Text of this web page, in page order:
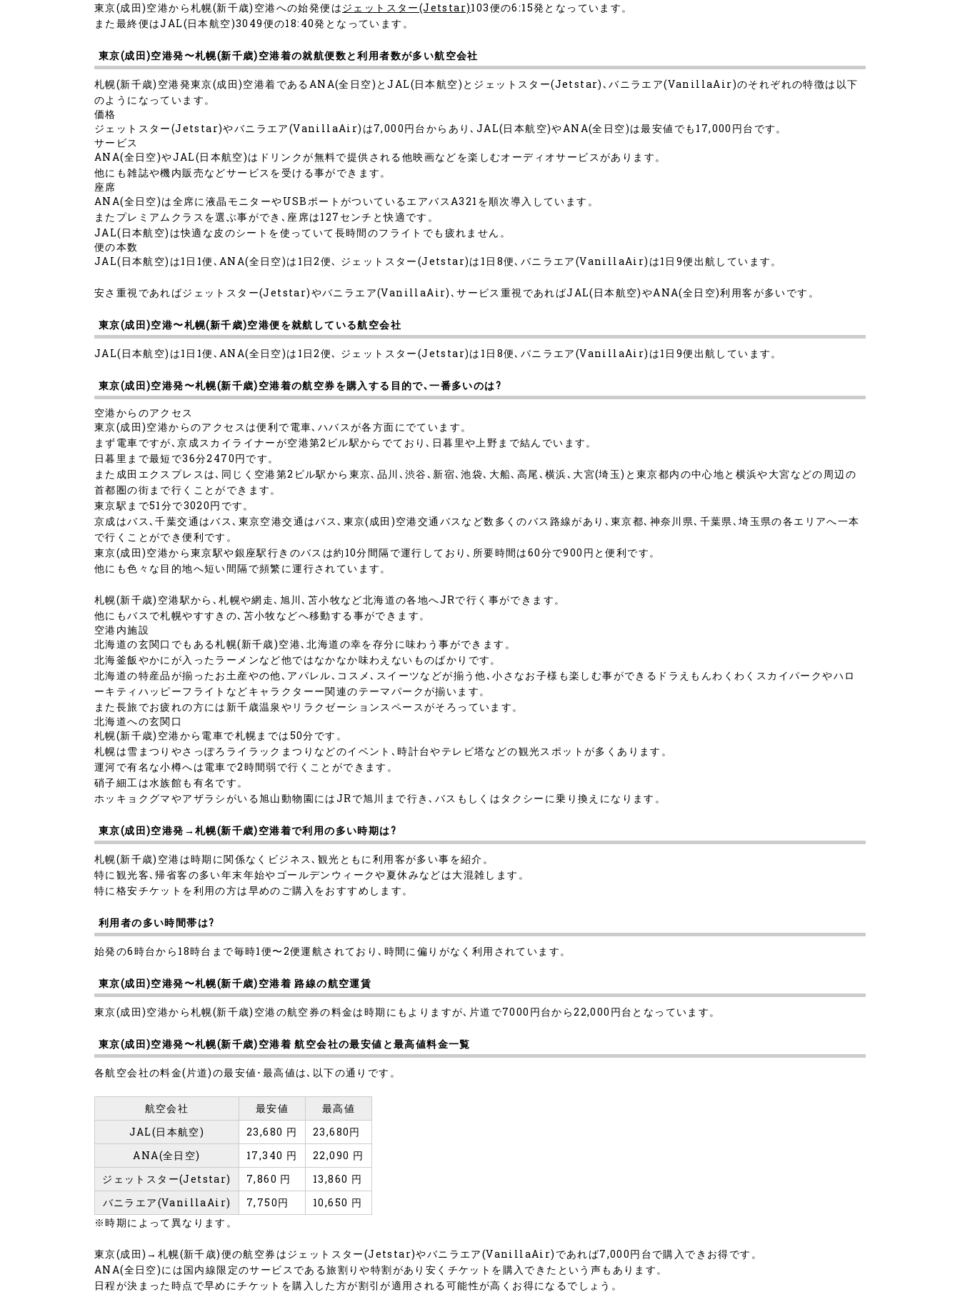
東京(成田)空港から札幌(新千歳)空港への始発便はジェットスター(Jetstar)103便の6:15発となっています。
また最終便はJAL(日本航空)3049便の18:40発となっています。
東京(成田)空港発〜札幌(新千歳)空港着の就航便数と利用者数が多い航空会社
札幌(新千歳)空港発東京(成田)空港着であるANA(全日空)とJAL(日本航空)とジェットスター(Jetstar)､バニラエア(VanillaAir)のそれぞれの特徴は以下
のようになっています。
価格
ジェットスター(Jetstar)やバニラエア(VanillaAir)は7,000円台からあり､JAL(日本航空)やANA(全日空)は最安値でも17,000円台です。
サービス
ANA(全日空)やJAL(日本航空)はドリンクが無料で提供される他映画などを楽しむオーディオサービスがあります。
他にも雑誌や機内販売などサービスを受ける事ができます。
座席
ANA(全日空)は全席に液晶モニターやUSBポートがついているエアバスA321を順次導入しています。
またプレミアムクラスを選ぶ事ができ､座席は127センチと快適です。
JAL(日本航空)は快適な皮のシートを使っていて長時間のフライトでも疲れません。
便の本数
JAL(日本航空)は1日1便､ANA(全日空)は1日2便､ ジェットスター(Jetstar)は1日8便､バニラエア(VanillaAir)は1日9便出航しています。
安さ重視であればジェットスター(Jetstar)やバニラエア(VanillaAir)､サービス重視であればJAL(日本航空)やANA(全日空)利用客が多いです。
東京(成田)空港〜札幌(新千歳)空港便を就航している航空会社
JAL(日本航空)は1日1便､ANA(全日空)は1日2便､ ジェットスター(Jetstar)は1日8便､バニラエア(VanillaAir)は1日9便出航しています。
東京(成田)空港発〜札幌(新千歳)空港着の航空券を購入する目的で､一番多いのは?
空港からのアクセス
東京(成田)空港からのアクセスは便利で電車､ハバスが各方面にでています。
まず電車ですが､京成スカイライナーが空港第2ビル駅からでており､日暮里や上野まで結んでいます。
日暮里まで最短で36分2470円です。
また成田エクスプレスは､同じく空港第2ビル駅から東京､品川､渋谷､新宿､池袋､大船､高尾､横浜､大宮(埼玉)と東京都内の中心地と横浜や大宮などの周辺の
首都圏の街まで行くことができます。
東京駅まで51分で3020円です。
京成はバス､千葉交通はバス､東京空港交通はバス､東京(成田)空港交通バスなど数多くのバス路線があり､東京都､神奈川県､千葉県､埼玉県の各エリアへ一本
で行くことができ便利です。
東京(成田)空港から東京駅や銀座駅行きのバスは約10分間隔で運行しており､所要時間は60分で900円と便利です。
他にも色々な目的地へ短い間隔で頻繁に運行されています。
札幌(新千歳)空港駅から､札幌や網走､旭川､苫小牧など北海道の各地へJRで行く事ができます。
他にもバスで札幌やすすきの､苫小牧などへ移動する事ができます。
空港内施設
北海道の玄関口でもある札幌(新千歳)空港､北海道の幸を存分に味わう事ができます。
北海釜飯やかにが入ったラーメンなど他ではなかなか味わえないものばかりです。
北海道の特産品が揃ったお土産やの他､アパレル､コスメ､スイーツなどが揃う他､小さなお子様も楽しむ事ができるドラえもんわくわくスカイパークやハロ
ーキティハッピーフライトなどキャラクターー関連のテーマパークが揃います。
また長旅でお疲れの方には新千歳温泉やリラクゼーションスペースがそろっています。
北海道への玄関口
札幌(新千歳)空港から電車で札幌までは50分です。
札幌は雪まつりやさっぽろライラックまつりなどのイベント､時計台やテレビ塔などの観光スポットが多くあります。
運河で有名な小樽へは電車で2時間弱で行くことができます。
硝子細工は水族館も有名です。
ホッキョクグマやアザラシがいる旭山動物園にはJRで旭川まで行き､バスもしくはタクシーに乗り換えになります。
東京(成田)空港発→札幌(新千歳)空港着で利用の多い時期は?
札幌(新千歳)空港は時期に関係なくビジネス､観光ともに利用客が多い事を紹介。
特に観光客､帰省客の多い年末年始やゴールデンウィークや夏休みなどは大混雑します。
特に格安チケットを利用の方は早めのご購入をおすすめします。
利用者の多い時間帯は?
始発の6時台から18時台まで毎時1便〜2便運航されており､時間に偏りがなく利用されています。
東京(成田)空港発〜札幌(新千歳)空港着 路線の航空運賃
東京(成田)空港から札幌(新千歳)空港の航空券の料金は時期にもよりますが､片道で7000円台から22,000円台となっています。
東京(成田)空港発〜札幌(新千歳)空港着 航空会社の最安値と最高値料金一覧
各航空会社の料金(片道)の最安値･最高値は､以下の通りです。
航空会社 最安値
最高値
JAL(日本航空)
23,680 円
23,680円
ANA(全日空)
17,340 円
22,090 円
ジェットスター(Jetstar)
7,860 円
13,860 円
バニラエア(VanillaAir)
7,750円
10,650 円
※時期によって異なります。
東京(成田)→札幌(新千歳)便の航空券はジェットスター(Jetstar)やバニラエア(VanillaAir)であれば7,000円台で購入できお得です。
ANA(全日空)には国内線限定のサービスである旅割りや特割があり安くチケットを購入できたという声もあります。
日程が決まった時点で早めにチケットを購入した方が割引が適用される可能性が高くお得になるでしょう。